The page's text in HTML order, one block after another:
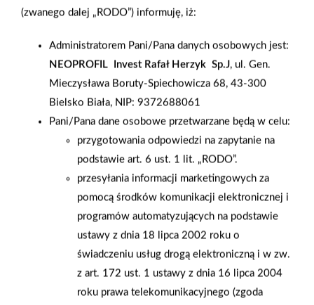
2023-05-05
Witamy po MAJÓWCE
(chociaż dla niektórych
pewnie jeszcze ona
trwa 😉)
Gotowy na wielkie
grillowanie z PSB
MRÓWKA
ZĄBKOWICE?
(zwanego dalej „RODO”) informuję, iż:
Administratorem Pani/Pana danych osobowych jest:
NEOPROFIL Invest Rafał Herzyk Sp.J, ul. Gen.
Mieczysława Boruty-Spiechowicza 68, 43-300
Bielsko Biała, NIP: 9372688061
Pani/Pana dane osobowe przetwarzane będą w celu:
przygotowania odpowiedzi na zapytanie na
podstawie art. 6 ust. 1 lit. „RODO”.
przesyłania informacji marketingowych za
pomocą środków komunikacji elektronicznej i
programów automatyzujących na podstawie
ustawy z dnia 18 lipca 2002 roku o
świadczeniu usług drogą elektroniczną i w zw.
z art. 172 ust. 1 ustawy z dnia 16 lipca 2004
roku prawa telekomunikacyjnego (zgoda